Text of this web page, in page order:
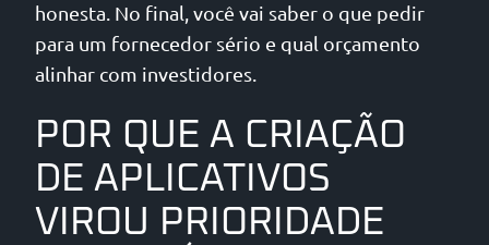
honesta. No final, você vai saber o que pedir
para um fornecedor sério e qual orçamento
alinhar com investidores.
POR QUE A CRIAÇÃO
DE APLICATIVOS
VIROU PRIORIDADE